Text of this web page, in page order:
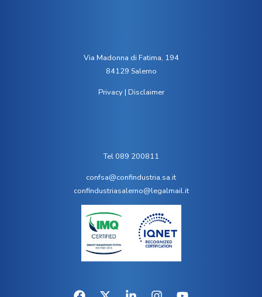
Via Madonna di Fatima, 194
84129 Salerno
Privacy| Disclaimer
Tel 089 200811
confsa@confindustria.sa.it
confindustriasalerno@legalmail.it